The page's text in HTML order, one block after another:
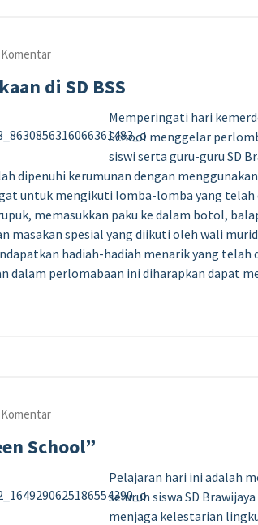
Komentar
di SD BSS
Memperingati hari
School menggelar
siswi serta guru-guru SD
dipenuhi kerumunan dengan
untuk mengikuti lomba-lomba yang telah
memasukkan paku ke dalam botol,
masakan spesial yang diikuti oleh wali
hadiah-hadiah menarik yang telah
dalam perlomabaan ini diharapkan dapat
Komentar
School”
Pelajaran hari ini adalah
seluruh siswa SD
menjaga kelestarian